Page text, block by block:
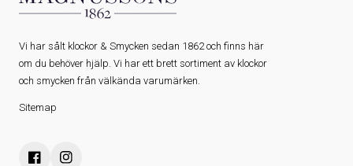
Vi har sålt klockor & Smycken sedan 1862 och finns här
om du behöver hjälp. Vi har ett brett sortiment av klockor
och smycken från välkända varumärken.
Sitemap